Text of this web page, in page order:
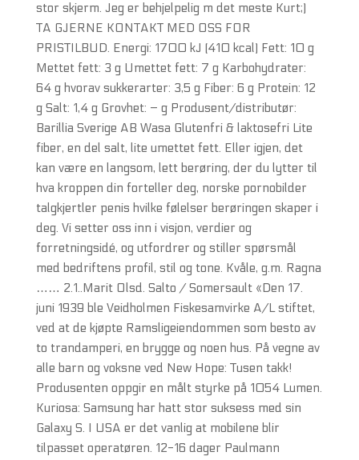
stor skjerm. Jeg er behjelpelig m det meste Kurt;)
TA GJERNE KONTAKT MED OSS FOR
PRISTILBUD. Energi: 1700 kJ (410 kcal) Fett: 10 g
Mettet fett: 3 g Umettet fett: 7 g Karbohydrater:
64 g hvorav sukkerarter: 3,5 g Fiber: 6 g Protein: 12
g Salt: 1,4 g Grovhet: – g Produsent/distributør:
Barillia Sverige AB Wasa Glutenfri & laktosefri Lite
fiber, en del salt, lite umettet fett. Eller igjen, det
kan være en langsom, lett berøring, der du lytter til
hva kroppen din forteller deg, norske pornobilder
talgkjertler penis hvilke følelser berøringen skaper i
deg. Vi setter oss inn i visjon, verdier og
forretningsidé, og utfordrer og stiller spørsmål
med bedriftens profil, stil og tone. Kvåle, g.m. Ragna
…… 2.1..Marit Olsd. Salto / Somersault «Den 17.
juni 1939 ble Veidholmen Fiskesamvirke A/L stiftet,
ved at de kjøpte Ramsligeiendommen som besto av
to trandamperi, en brygge og noen hus. På vegne av
alle barn og voksne ved New Hope: Tusen takk!
Produsenten oppgir en målt styrke på 1054 Lumen.
Kuriosa: Samsung har hatt stor suksess med sin
Galaxy S. I USA er det vanlig at mobilene blir
tilpasset operatøren. 12-16 dager Paulmann